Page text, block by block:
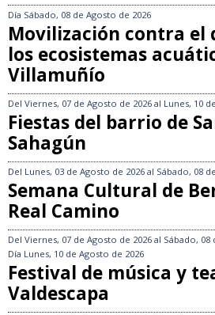
Día Sábado, 08 de Agosto de 2026
Movilización contra el
los ecosistemas
Villamuñío
Del Viernes, 07 de Agosto de 2026 al Lunes, 10
Fiestas del barrio de
Sahagún
Del Lunes, 03 de Agosto de 2026 al Sábado, 08
Semana Cultural de
Real Camino
Del Viernes, 07 de Agosto de 2026 al Sábado, 08
Día Lunes, 10 de Agosto de 2026
Festival de música y
Valdescapa